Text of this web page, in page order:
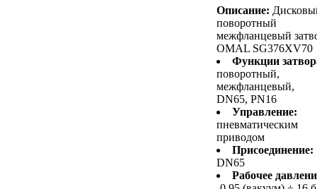
Описание:
поворотный
межфланцевый
OMAL SG376XV70
Функции
поворотный,
межфланцевый,
DN65, PN16
Управление:
пневматическим
приводом
Присоединение:
DN65
Рабочее